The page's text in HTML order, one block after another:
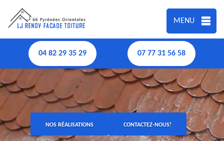
MENU
04 82 29 35 29 07 77 31 56 58
NOS RÉALISATIONS CONTACTEZ-NOUS!